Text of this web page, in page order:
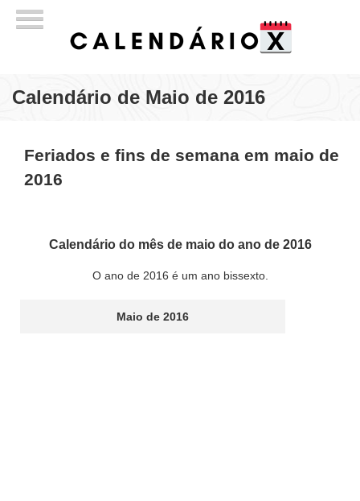
Calendário de Maio de 2016
Feriados e fins de semana em maio de
2016
Calendário do mês de maio do ano de 2016
O ano de 2016 é um ano bissexto.
Maio de 2016